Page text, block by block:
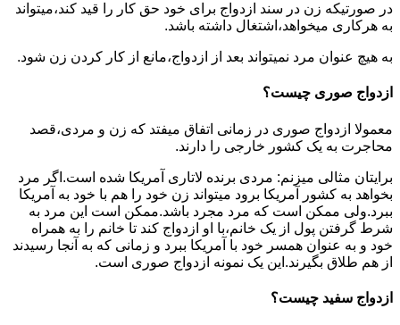
در صورتیکه زن در سند ازدواج برای خود حق کار را قید کند،میتواند
به هرکاری میخواهد،اشتغال داشته باشد.
به هیچ عنوان مرد نمیتواند بعد از ازدواج،مانع از کار کردن زن شود.
ازدواج صوری چیست؟
معمولا ازدواج صوری در زمانی اتفاق میفتد که زن و مردی،قصد
محاجرت به یک کشور خارجی را دارند.
برایتان مثالی میزنم: مردی برنده لاتاری آمریکا شده است.اگر مرد
بخواهد به کشور آمریکا برود میتواند زن خود را هم با خود به آمریکا
ببرد.ولی ممکن است که مرد مجرد باشد.ممکن است این مرد به
شرط گرفتن پول از یک خانم،با او ازدواج کند تا خانم را به همراه
خود و به عنوان همسر خود با آمریکا ببرد و زمانی که به آنجا رسیدند
از هم طلاق بگیرند.این یک نمونه ازدواج صوری است.
ازدواج سفید چیست؟